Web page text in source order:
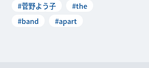
#菅野よう子
#the
#band
#apart